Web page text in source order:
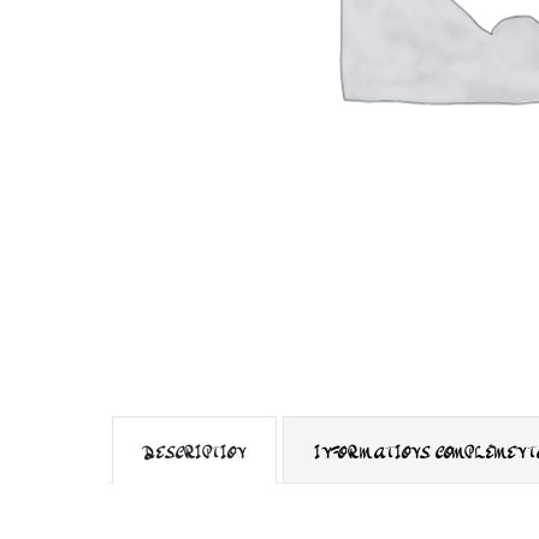
DESCRIPTION INFORMATIONS